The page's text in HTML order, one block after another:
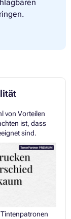
von Vorteilen
ist, dass
sind.